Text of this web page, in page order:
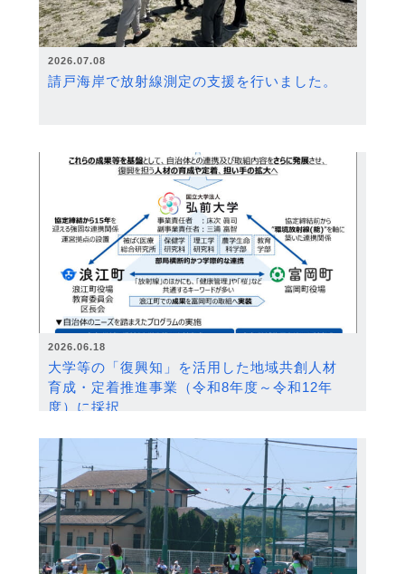
2026.07.08
請戸海岸で放射線測定の支援を行いました。
2026.06.18
大学等の「復興知」を活用した地域共創人材
育成・定着推進事業（令和8年度～令和12年
度）に採択